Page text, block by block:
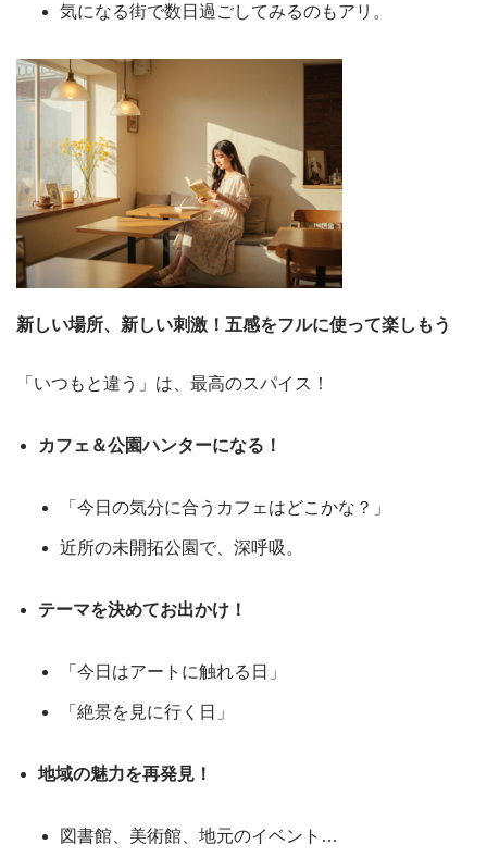
気になる街で数日過ごしてみるのもアリ。
新しい場所、新しい刺激！五感をフルに使って楽しもう
「いつもと違う」は、最高のスパイス！
カフェ＆公園ハンターになる！
「今日の気分に合うカフェはどこかな？」
近所の未開拓公園で、深呼吸。
テーマを決めてお出かけ！
「今日はアートに触れる日」
「絶景を見に行く日」
地域の魅力を再発見！
図書館、美術館、地元のイベント…